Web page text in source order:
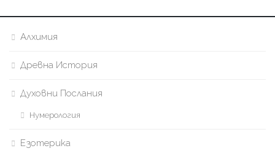
Алхимия
Древна История
Духовни Послания
Нумерология
Езотерика